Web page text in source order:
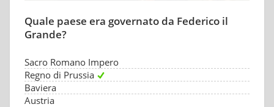
Quale paese era governato da Federico il
Grande?
Sacro Romano Impero
Regno di Prussia
Baviera
Austria